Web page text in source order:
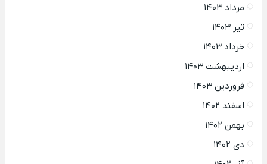
مرداد ۱۴۰۳
تیر ۱۴۰۳
خرداد ۱۴۰۳
اردیبهشت ۱۴۰۳
فروردین ۱۴۰۳
اسفند ۱۴۰۲
بهمن ۱۴۰۲
دی ۱۴۰۲